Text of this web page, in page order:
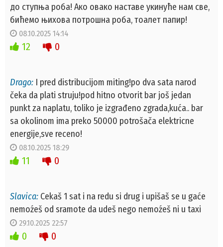
до ступња роба! Ако овако наставе укинуће нам све,
бићемо њихова потрошна роба, тоалет папир!
08.10.2025 14:14
12 0
Drago: I pred distribucijom miting!po dva sata narod
čeka da plati struju!pod hitno otvorit bar još jedan
punkt za naplatu, toliko je izgrađeno zgrada,kuća.. bar
sa okolinom ima preko 50000 potrošača elektricne
energije,sve receno!
08.10.2025 18:29
11 0
Slavica: Cekaš 1 sat i na redu si drug i upišaš se u gaće
nemoźeš od sramote da udeš nego nemoźeš ni u taxi
29.10.2025 22:57
0 0